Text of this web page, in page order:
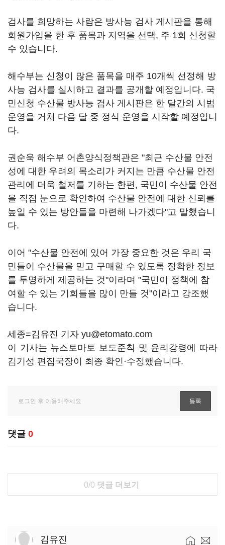
검사를 희망하는 사람은 방사능 검사 게시판을 통해
회원가입을 한 후 품목과 지역을 선택, 주 1회 신청할
수 있습니다.
해수부는 신청이 많은 품목을 매주 10개씩 선정해 방
사능 검사를 실시하고 결과를 공개할 예정입니다. 국
민신청 수산물 방사능 검사 게시판은 한 달간의 시범
운영을 거쳐 다음 달 중 정식 운영을 시작할 예정입니
다.
권순욱 해수부 어촌양식정책관은 "최근 수산물 안전
성에 대한 우려의 목소리가 커지는 만큼 수산물 안전
관리에 더욱 철저를 기하는 한편, 국민이 수산물 안전
을 직접 눈으로 확인하여 수산물 안전에 대한 신뢰를
높일 수 있는 방안들을 마련해 나가겠다"고 말했습니
다.
이어 "수산물 안전에 있어 가장 중요한 것은 우리 국
민들이 수산물을 믿고 구매할 수 있도록 정확한 정보
를 투명하게 제공하는 것"이라며 "국민이 정책에 참
여할 수 있는 기회들을 많이 만들 것"이라고 강조했
습니다.
세종=김유진 기자 yu@etomato.com
이 기사는 뉴스토마토 보도준칙 및 윤리강령에 따라
김기성 편집국장이 최종 확인·수정했습니다.
댓글 0
0/0 댓글 더보기
김유진